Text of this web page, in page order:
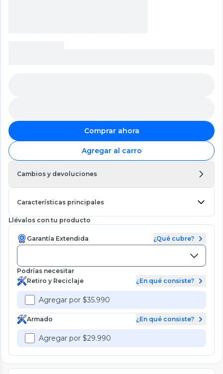
Comprar ahora
Agregar al carro
Cambios y devoluciones
Características principales
Llévalos con tu producto
Garantía Extendida ¿Qué cubre?
Podrías necesitar
Retiro y Reciclaje
¿En qué consiste?
Agregar por $35.990
Armado ¿En qué consiste?
Agregar por $29.990